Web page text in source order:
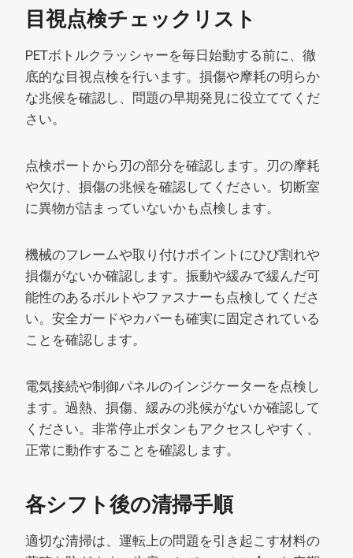
目視点検チェックリスト
PETボトルクラッシャーを毎日始動する前に、徹
底的な目視点検を行います。損傷や摩耗の明らか
な兆候を確認し、問題の早期発見に役立ててくだ
さい。
点検ポートから刃の部分を確認します。刃の摩耗
や欠け、損傷の兆候を確認してください。切断室
に異物が詰まっていないかも点検します。
機械のフレームや取り付けポイントにひび割れや
損傷がないか確認します。振動や緩みで緩んだ可
能性のあるボルトやファスナーも点検してくださ
い。安全ガードやカバーも確実に固定されている
ことを確認します。
電気接続や制御パネルのインジケーターを点検し
ます。過熱、損傷、緩みの兆候がないか確認して
ください。非常停止ボタンもアクセスしやすく、
正常に動作することを確認します。
各シフト後の清掃手順
適切な清掃は、運転上の問題を引き起こす材料の